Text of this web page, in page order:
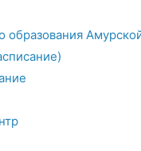
образования